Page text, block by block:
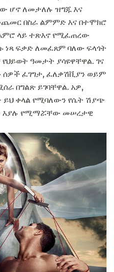
ሆኖ ለመታለሉ ዝግጁ እና
በስራ ልምምድ እና በተሞክሮ
ላይ ተጽእኖ የሚፈጠረው
ነጻ ፍቃድ ለመፈጸም ባለው ፍላጎት
ዓመታት ያሳዩዋቸዋል. ገና
ፈገግታ, ፈለቃሽቪያን ወይም
በግልጽ ይገባቸዋል. አዎ,
ቀላል የሚባለውን የሴት ሽያጭ
እያሉ የሚማሯቸው መሠረታዊ